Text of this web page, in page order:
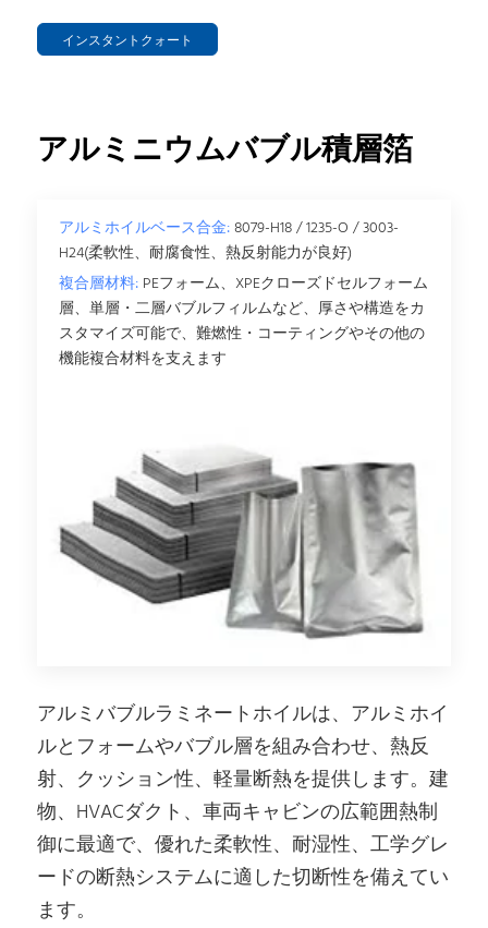
インスタントクォート
アルミニウムバブル積層箔
アルミホイルベース合金:8079-H18 / 1235-O / 3003-
H24(柔軟性、耐腐食性、熱反射能力が良好)
複合層材料: PEフォーム、XPEクローズドセルフォーム
層、単層・二層バブルフィルムなど、厚さや構造をカ
スタマイズ可能で、難燃性・コーティングやその他の
機能複合材料を支えます
アルミバブルラミネートホイルは、アルミホイ
ルとフォームやバブル層を組み合わせ、熱反
射、クッション性、軽量断熱を提供します。建
物、HVACダクト、車両キャビンの広範囲熱制
御に最適で、優れた柔軟性、耐湿性、工学グレ
ードの断熱システムに適した切断性を備えてい
ます。